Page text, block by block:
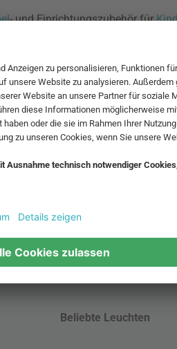
- und Einrichtungszubehör für
stilvolles Design erworben. Das
und Eltern gleichermaßen
sein, sondern auch den
und eine harmonische Ästhetik
Schlichtheit, Eleganz und
.
Beliebte Leuchten